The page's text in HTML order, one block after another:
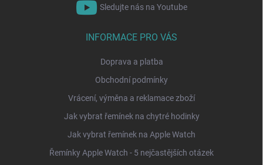
Sledujte nás na Youtube
INFORMACE PRO VÁS
Doprava a platba
Obchodní podmínky
Vrácení, výměna a reklamace zboží
Jak vybrat řemínek na chytré hodinky
Jak vybrat řemínek na Apple Watch
Řemínky Apple Watch - 5 nejčastějších otázek